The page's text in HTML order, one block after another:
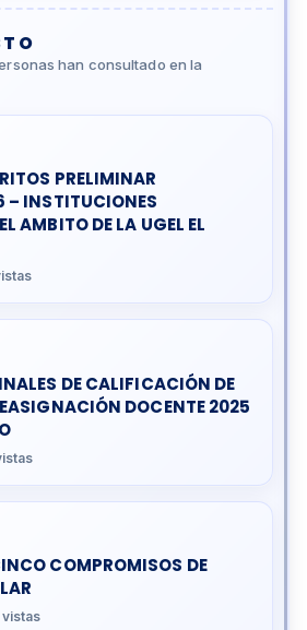
han consultado en la
PRELIMINAR
– INSTITUCIONES
AMBITO DE LA UGEL EL
DE CALIFICACIÓN DE
DOCENTE 2025
COMPROMISOS DE
vistas